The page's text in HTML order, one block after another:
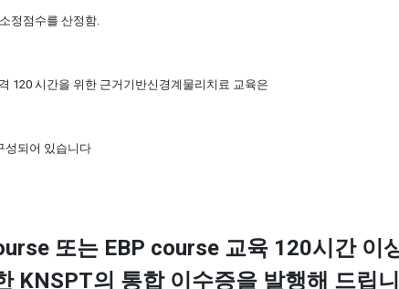
정점수를 산정함.
120 시간을 위한 근거기반신경계물리치료 교육은
성되어 있습니다
또는 EBP course 교육 120시간 이
KNSPT의 통합 이수증을 발행해 드립